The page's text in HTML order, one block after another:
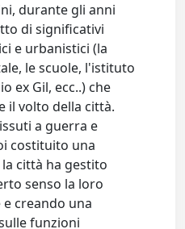
durante gli anni
di significativi
e urbanistici (la
le scuole, l'istituto
ex Gil, ecc..) che
il volto della città.
a guerra e
costituito una
città ha gestito
senso la loro
creando una
funzioni